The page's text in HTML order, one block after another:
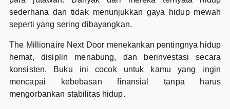
sederhana dan tidak menunjukkan gaya hidup mewah
seperti yang sering dibayangkan.
The Millionaire Next Door menekankan pentingnya hidup
hemat, disiplin menabung, dan berinvestasi secara
konsisten. Buku ini cocok untuk kamu yang ingin
mencapai kebebasan finansial tanpa harus
mengorbankan stabilitas hidup.